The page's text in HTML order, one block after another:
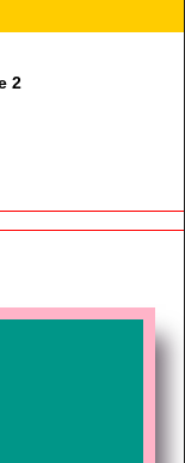
2